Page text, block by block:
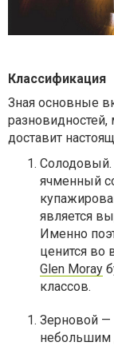
Классификация
Зная основные
доставит
Солодовый
ячменный
является
Именно
ценится во
Glen Moray
классов.
Зерновой —
небольшим